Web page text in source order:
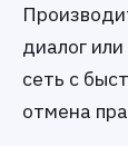
диалог
сеть с
отмена